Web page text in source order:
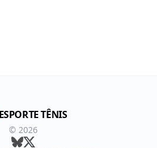
TÊNIS
© 2026